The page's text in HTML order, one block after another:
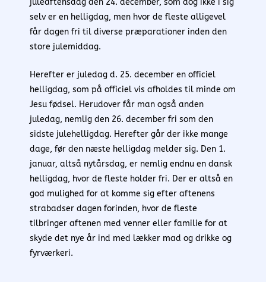
selv er en helligdag, men hvor de fleste alligevel
får dagen fri til diverse præparationer inden den
store julemiddag.
Herefter er juledag d. 25. december en officiel
helligdag, som på officiel vis afholdes til minde om
Jesu fødsel. Herudover får man også anden
juledag, nemlig den 26. december fri som den
sidste julehelligdag. Herefter går der ikke mange
dage, før den næste helligdag melder sig. Den 1.
januar, altså nytårsdag, er nemlig endnu en dansk
helligdag, hvor de fleste holder fri. Der er altså en
god mulighed for at komme sig efter aftenens
strabadser dagen forinden, hvor de fleste
tilbringer aftenen med venner eller familie for at
skyde det nye år ind med lækker mad og drikke og
fyrværkeri.